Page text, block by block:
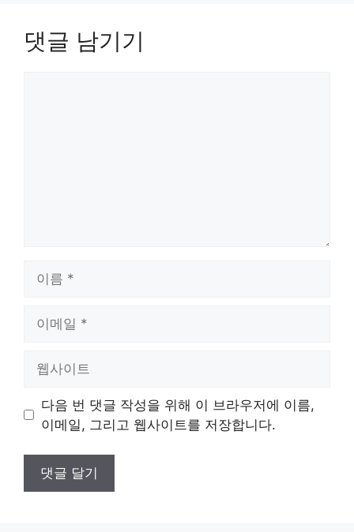
댓글 남기기
트
다음 번 댓글 작성을 위해 이 브라우저에 이름,
이메일, 그리고 웹사이트를 저장합니다.